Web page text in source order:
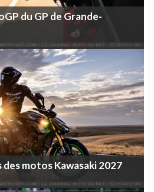
duGPdeGrande-
desmotosKawasaki2027